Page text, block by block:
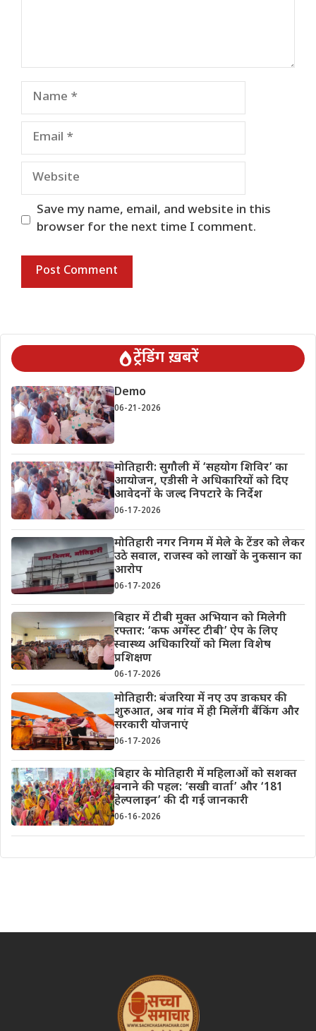
Name
Email
Website
Save my name, email, and website in this
browser for the next time I comment.
ट्रेंडिंग ख़बरें
Demo
06-21-2026
मोतिहारी: सुगौली में ‘सहयोग शिविर’ का
आयोजन, एडीसी ने अधिकारियों को दिए
आवेदनों के जल्द निपटारे के निर्देश
06-17-2026
मोतिहारी नगर निगम में मेले के टेंडर को लेकर
उठे सवाल, राजस्व को लाखों के नुकसान का
आरोप
06-17-2026
बिहार में टीबी मुक्त अभियान को मिलेगी
रफ्तार: ‘कफ अगेंस्ट टीबी’ ऐप के लिए
स्वास्थ्य अधिकारियों को मिला विशेष
प्रशिक्षण
06-17-2026
मोतिहारी: बंजरिया में नए उप डाकघर की
शुरुआत, अब गांव में ही मिलेंगी बैंकिंग और
सरकारी योजनाएं
06-17-2026
बिहार के मोतिहारी में महिलाओं को सशक्त
बनाने की पहल: ‘सखी वार्ता’ और ‘181
हेल्पलाइन’ की दी गई जानकारी
06-16-2026